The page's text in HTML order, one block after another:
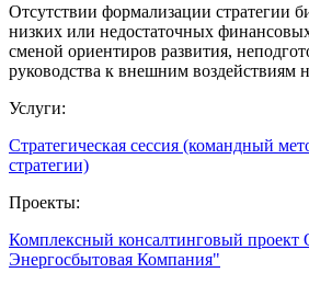
Отсутствии формализации стратегии
низких или недостаточных финансовых
сменой ориентиров развития,
руководства к внешним воздействиям
Услуги:
Стратегическая сессия (командный
стратегии)
Проекты:
Комплексный консалтинговый
Энергосбытовая Компания"